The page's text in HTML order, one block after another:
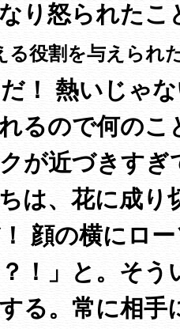
り怒られたこ
役割を与えられ
！ 熱いじゃ
るので何のこ
が近づきす
は、花に成り
顔の横にロ
！」と。そう
る。常に相手